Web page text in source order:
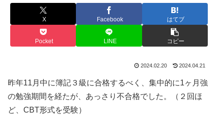
X Facebook はてブ
Pocket LINE コピー
2024.02.20 2024.04.21
昨年11月中に簿記３級に合格するべく、集中的に1ヶ月強
の勉強期間を経たが、あっさり不合格でした。（２回ほ
ど、CBT形式を受験）